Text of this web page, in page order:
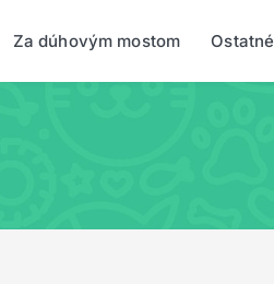
Za dúhovým mostom Ostatné